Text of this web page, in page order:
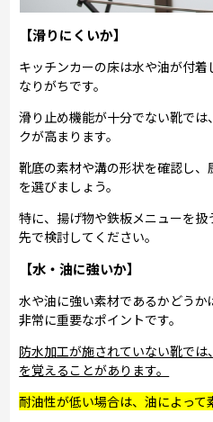
【滑りにくいか】
キッチンカーの床は水や油が付
なりがちです。
滑り止め機能が十分でない靴で
クが高まります。
靴底の素材や溝の形状を確認し
を選びましょう。
特に、揚げ物や鉄板メニューを
先で検討してください。
【水・油に強いか】
水や油に強い素材であるかどう
非常に重要なポイントです。
防水加工が施されていない靴で
を覚えることがあります。
耐油性が低い場合は、油によって